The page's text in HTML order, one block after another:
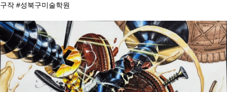
구작 #성북구미술학원